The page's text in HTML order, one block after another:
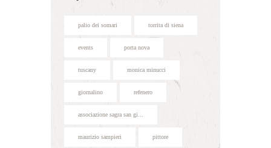
palio dei somari torrita di siena
events porta nova
tuscany monica minucci
giornalino refenero
associazione sagra san gi...
maurizio sampieri pittore